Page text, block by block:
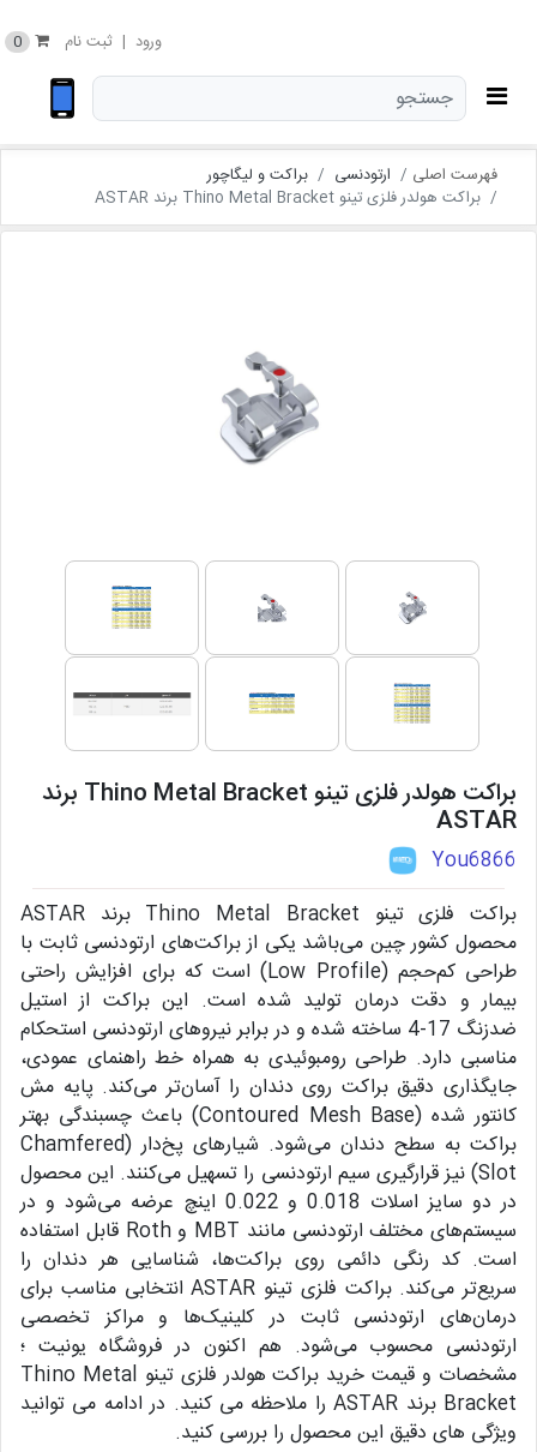
ورود | ثبت نام 0
فهرست اصلی ارتودنسی
براکت و لیگاچور
براکت هولدر فلزی تینو Thino Metal Bracket برند ASTAR
براکت هولدر فلزی تینو Thino Metal Bracket برند
ASTAR
You6866
براکت فلزی تینو Thino Metal Bracket برند ASTAR
محصول کشور چین می‌باشد یکی از براکت‌های ارتودنسی ثابت با
طراحی کم‌حجم (Low Profile) است که برای افزایش راحتی
بیمار و دقت درمان تولید شده است. این براکت از استیل
ضدزنگ 17-4 ساخته شده و در برابر نیروهای ارتودنسی استحکام
مناسبی دارد. طراحی رومبوئیدی به همراه خط راهنمای عمودی،
جایگذاری دقیق براکت روی دندان را آسان‌تر می‌کند. پایه مش
کانتور شده (Contoured Mesh Base) باعث چسبندگی بهتر
براکت به سطح دندان می‌شود. شیارهای پخ‌دار (Chamfered
Slot) نیز قرارگیری سیم ارتودنسی را تسهیل می‌کنند. این محصول
در دو سایز اسلات 0.018 و 0.022 اینچ عرضه می‌شود و در
سیستم‌های مختلف ارتودنسی مانند MBT و Roth قابل استفاده
است. کد رنگی دائمی روی براکت‌ها، شناسایی هر دندان را
سریع‌تر می‌کند. براکت فلزی تینو ASTAR انتخابی مناسب برای
درمان‌های ارتودنسی ثابت در کلینیک‌ها و مراکز تخصصی
ارتودنسی محسوب می‌شود. هم اکنون در فروشگاه یونیت ؛
مشخصات و قیمت خرید براکت هولدر فلزی تینو Thino Metal
Bracket برند ASTAR را ملاحظه می کنید. در ادامه می توانید
ویژگی های دقیق این محصول را بررسی کنید.